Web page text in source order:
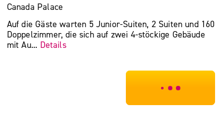
Canada Palace
Auf die Gäste warten 5 Junior-Suiten, 2 Suiten und 160
Doppelzimmer, die sich auf zwei 4-stöckige Gebäude
mit Au... Details
***************